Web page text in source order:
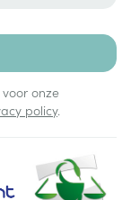
onze
policy.